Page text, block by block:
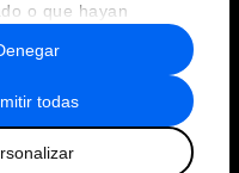
o que hayan
del uso que haya
todas
de uso
Mundial